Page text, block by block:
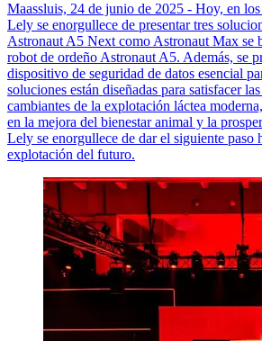
Maassluis, 24 de junio de 2025 - Hoy, en
Lely se enorgullece de presentar tres
Astronaut A5 Next como Astronaut Max se
robot de ordeño Astronaut A5. Además, se
dispositivo de seguridad de datos esencial
soluciones están diseñadas para satisfacer
cambiantes de la explotación láctea
en la mejora del bienestar animal y la
Lely se enorgullece de dar el siguiente paso
explotación del futuro.